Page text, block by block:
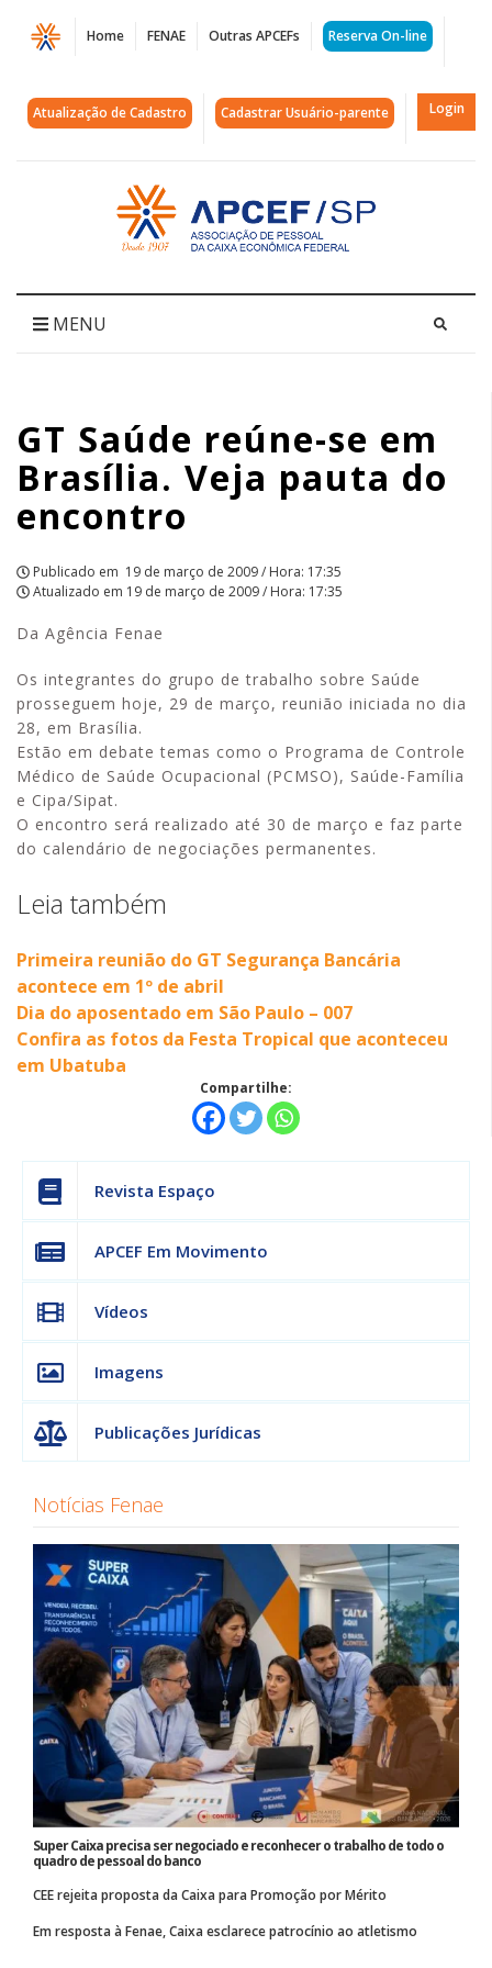
Página
GT
Saúde
Veja
encontro
|
APCEF/SP
Home FENAE Outras APCEFs Reserva On-line
Atualização de Cadastro Cadastrar Usuário-parente Login
Acessar
página
inicial
MENU
GT Saúde reúne-se em
Brasília. Veja pauta do
encontro
Publicado em 19 de março de 2009 / Hora: 17:35
Atualizado em 19 de março de 2009 / Hora: 17:35
Da Agência Fenae
Os integrantes do grupo de trabalho sobre Saúde
prosseguem hoje, 29 de março, reunião iniciada no dia
28, em Brasília.
Estão em debate temas como o Programa de Controle
Médico de Saúde Ocupacional (PCMSO), Saúde-Família
e Cipa/Sipat.
O encontro será realizado até 30 de março e faz parte
do calendário de negociações permanentes.
Leia também
Primeira reunião do GT Segurança Bancária
acontece em 1º de abril
Dia do aposentado em São Paulo – 007
Confira as fotos da Festa Tropical que aconteceu
em Ubatuba
Compartilhe:
Revista Espaço
APCEF Em Movimento
Vídeos
Imagens
Publicações Jurídicas
Notícias Fenae
Super Caixa precisa ser negociado e reconhecer o trabalho de todo o
quadro de pessoal do banco
CEE rejeita proposta da Caixa para Promoção por Mérito
Em resposta à Fenae, Caixa esclarece patrocínio ao atletismo